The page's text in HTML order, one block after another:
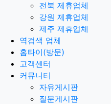
전북 제휴업체
강원 제휴업체
제주 제휴업체
역검색 업체
홈타이(방문)
고객센터
커뮤니티
자유게시판
질문게시판